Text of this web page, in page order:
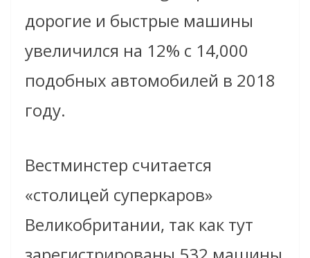
дорогие и быстрые машины
увеличился на 12% с 14,000
подобных автомобилей в 2018
году.
Вестминстер считается
«столицей суперкаров»
Великобритании, так как тут